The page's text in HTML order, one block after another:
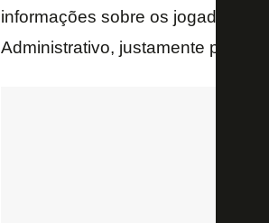
informações sobre os jogadores
Administrativo, justamente por